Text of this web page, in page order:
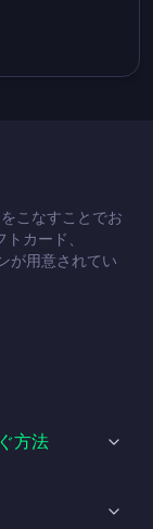
こなすことでお
カード、
が用意されてい
方法